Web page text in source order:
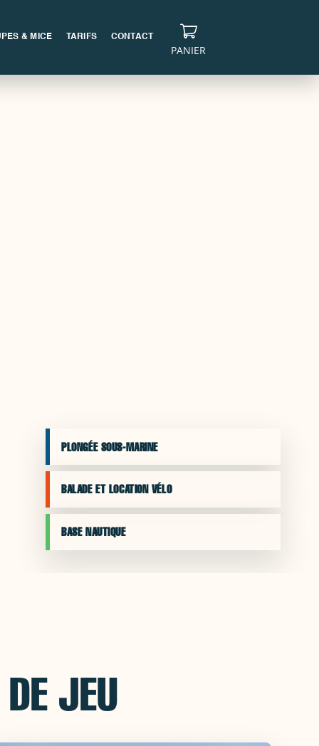
& MICE TARIFS CONTACT
PANIER
PLONGÉE SOUS-MARINE
BALADE ET LOCATION VÉLO
BASE NAUTIQUE
JEU